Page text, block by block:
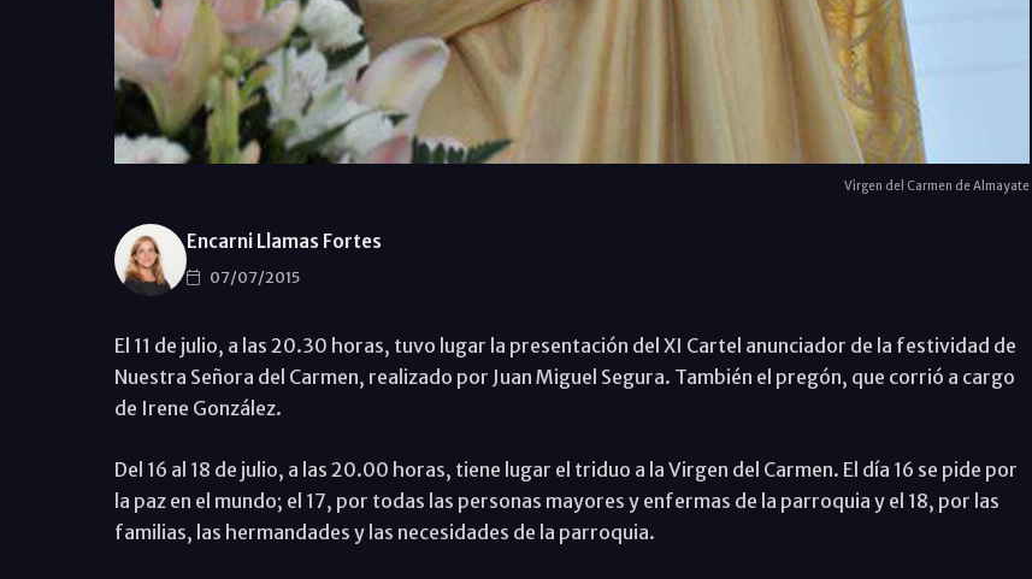
Virgen del Carmen de Almayate
Encarni Llamas Fortes
07/07/2015
El 11 de julio, a las 20.30 horas, tuvo lugar la presentación del XI Cartel anunciador de la festividad de
Nuestra Señora del Carmen, realizado por Juan Miguel Segura. También el pregón, que corrió a cargo
de Irene González.
Del 16 al 18 de julio, a las 20.00 horas, tiene lugar el triduo a la Virgen del Carmen. El día 16 se pide por
la paz en el mundo; el 17, por todas las personas mayores y enfermas de la parroquia y el 18, por las
familias, las hermandades y las necesidades de la parroquia.